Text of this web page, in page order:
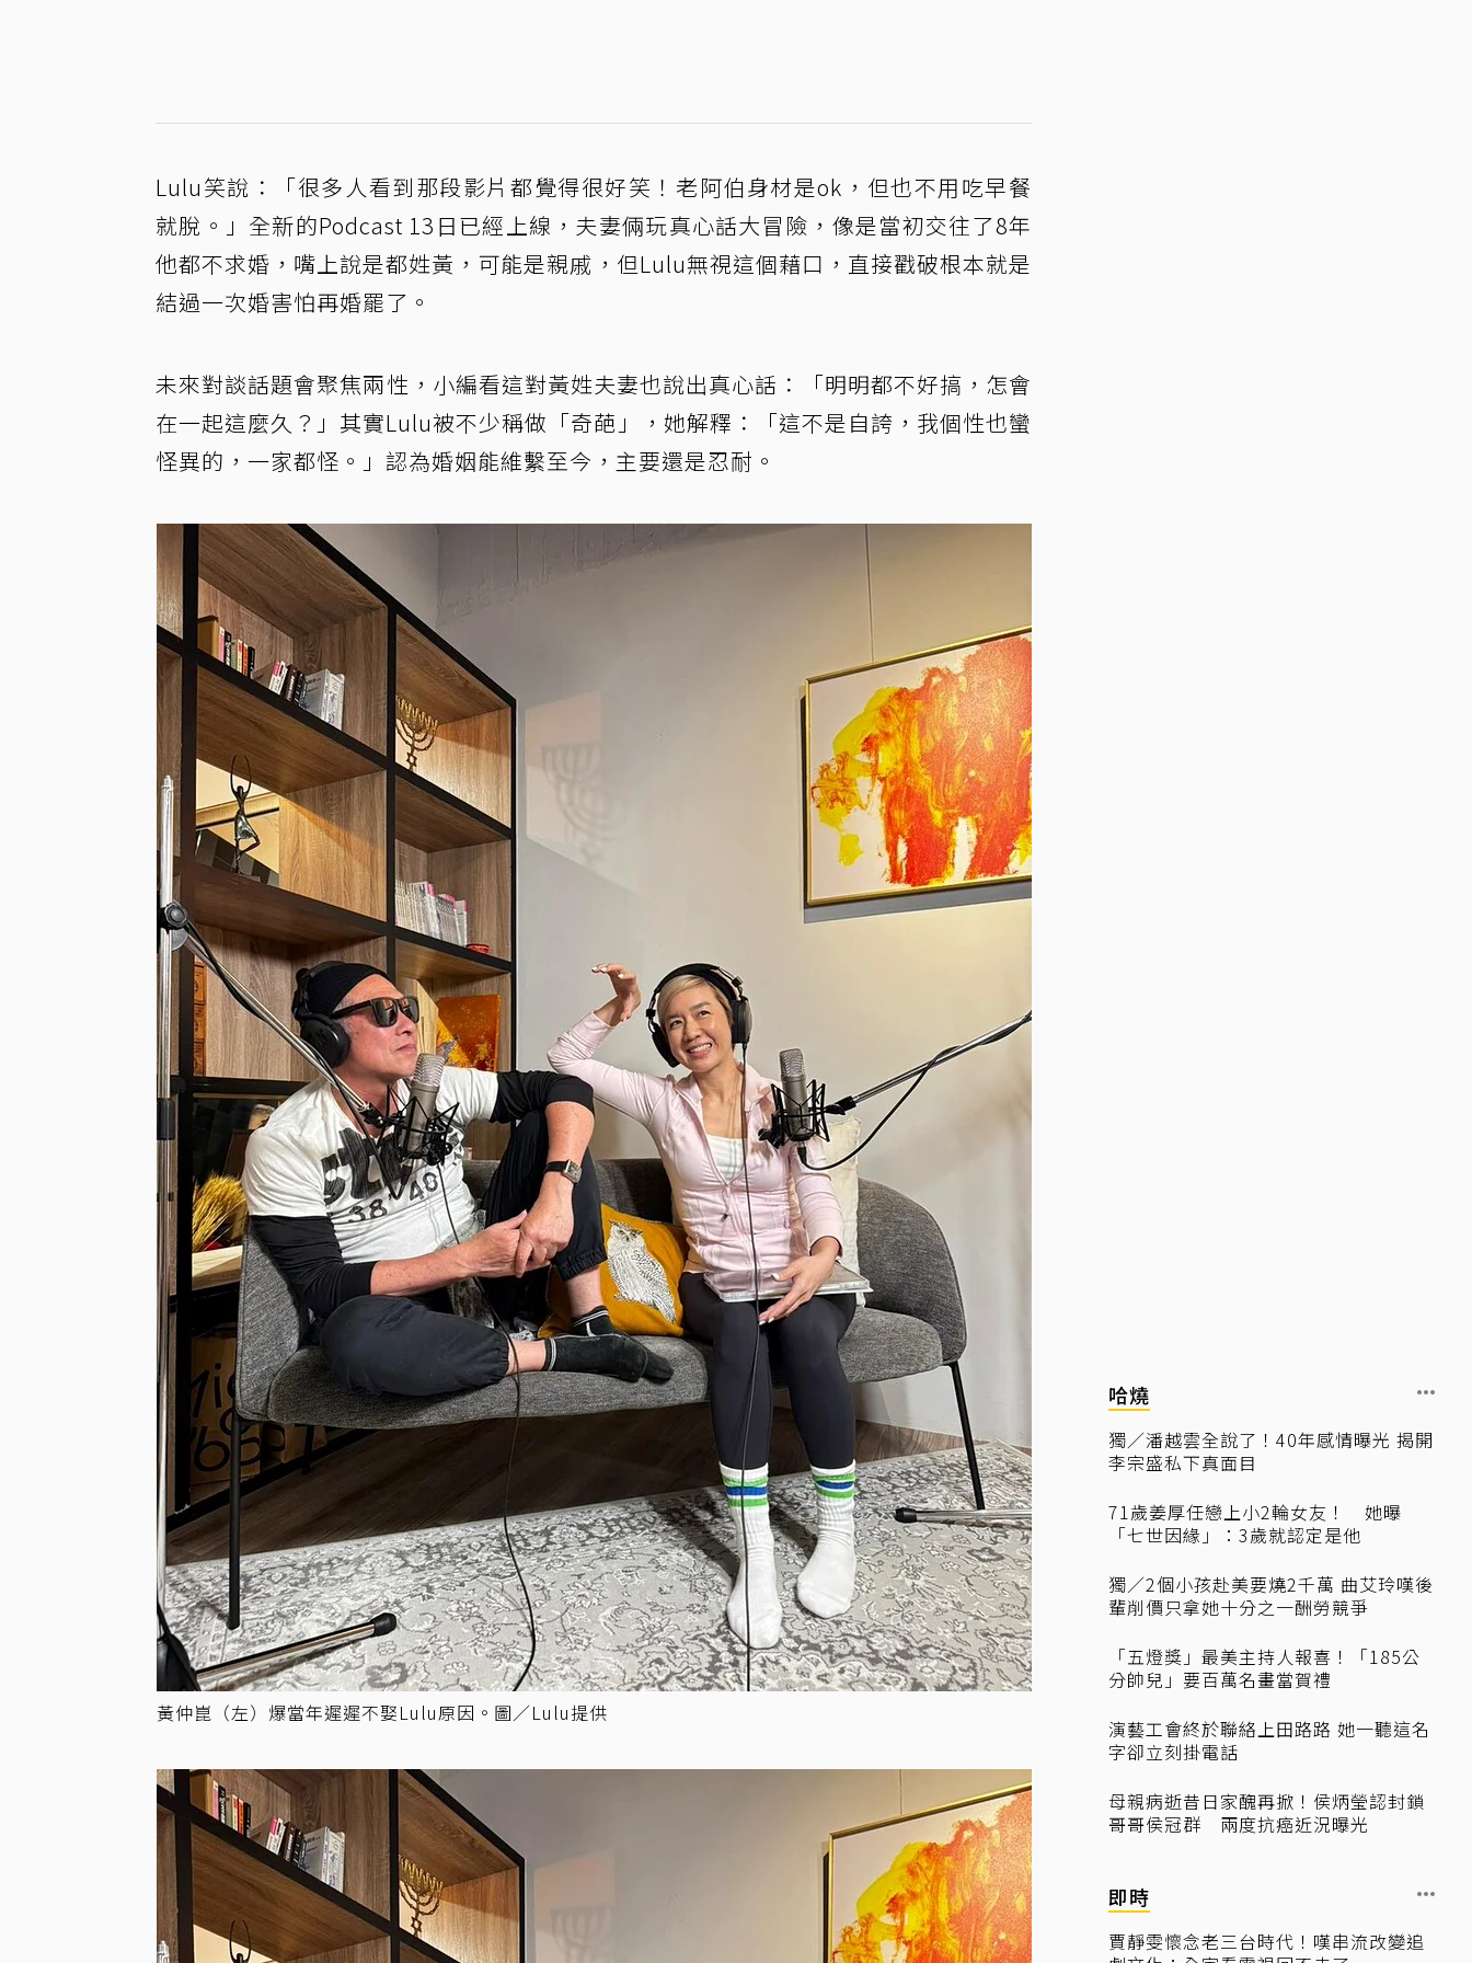
Lulu笑說：「很多人看到那段影片都覺得很好笑！老阿伯身材是ok，但也不用吃早餐
就脫。」全新的Podcast 13日已經上線，夫妻倆玩真心話大冒險，像是當初交往了8年
他都不求婚，嘴上說是都姓黃，可能是親戚，但Lulu無視這個藉口，直接戳破根本就是
結過一次婚害怕再婚罷了。
未來對談話題會聚焦兩性，小編看這對黃姓夫妻也說出真心話：「明明都不好搞，怎會
在一起這麼久？」其實Lulu被不少稱做「奇葩」，她解釋：「這不是自誇，我個性也蠻
怪異的，一家都怪。」認為婚姻能維繫至今，主要還是忍耐。
黃仲崑（左）爆當年遲遲不娶Lulu原因。圖／Lulu提供
哈燒
獨／潘越雲全說了！40年感情曝光 揭開
李宗盛私下真面目
71歲姜厚任戀上小2輪女友！ 她曝
「七世因緣」：3歲就認定是他
獨／2個小孩赴美要燒2千萬 曲艾玲嘆後
輩削價只拿她十分之一酬勞競爭
「五燈獎」最美主持人報喜！「185公
分帥兒」要百萬名畫當賀禮
演藝工會終於聯絡上田路路 她一聽這名
字卻立刻掛電話
母親病逝昔日家醜再掀！侯炳瑩認封鎖
哥哥侯冠群 兩度抗癌近況曝光
即時
賈靜雯懷念老三台時代！嘆串流改變追